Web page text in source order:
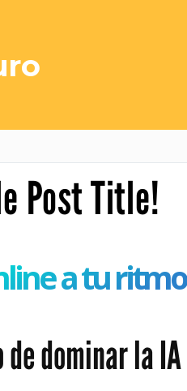
Post Title!
a tu ritmo
de dominar la IA